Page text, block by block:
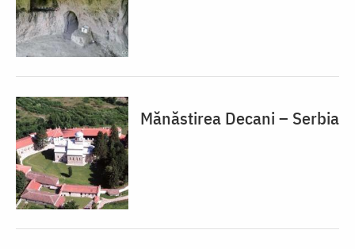
Mănăstirea Decani – Serbia